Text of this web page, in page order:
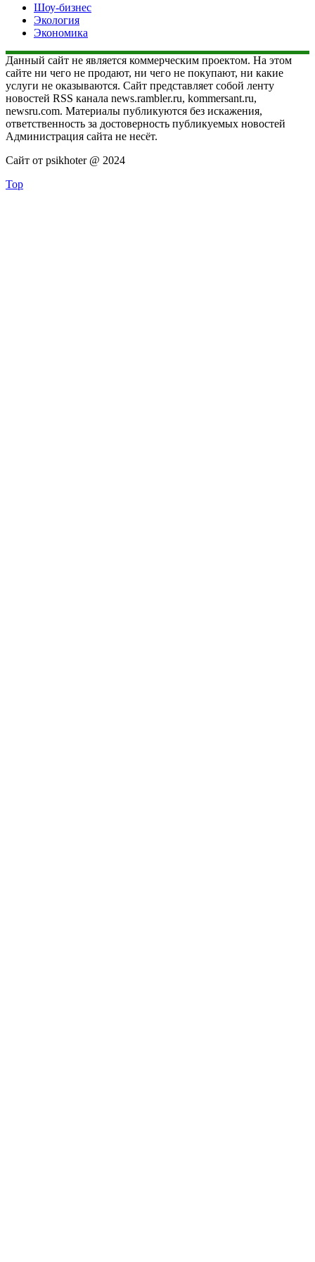
Шоу-бизнес
Экология
Экономика
Данный сайт не является коммерческим проектом. На этом
сайте ни чего не продают, ни чего не покупают, ни какие
услуги не оказываются. Сайт представляет собой ленту
новостей RSS канала news.rambler.ru, kommersant.ru,
newsru.com. Материалы публикуются без искажения,
ответственность за достоверность публикуемых новостей
Администрация сайта не несёт.
Сайт от psikhoter @ 2024
Top